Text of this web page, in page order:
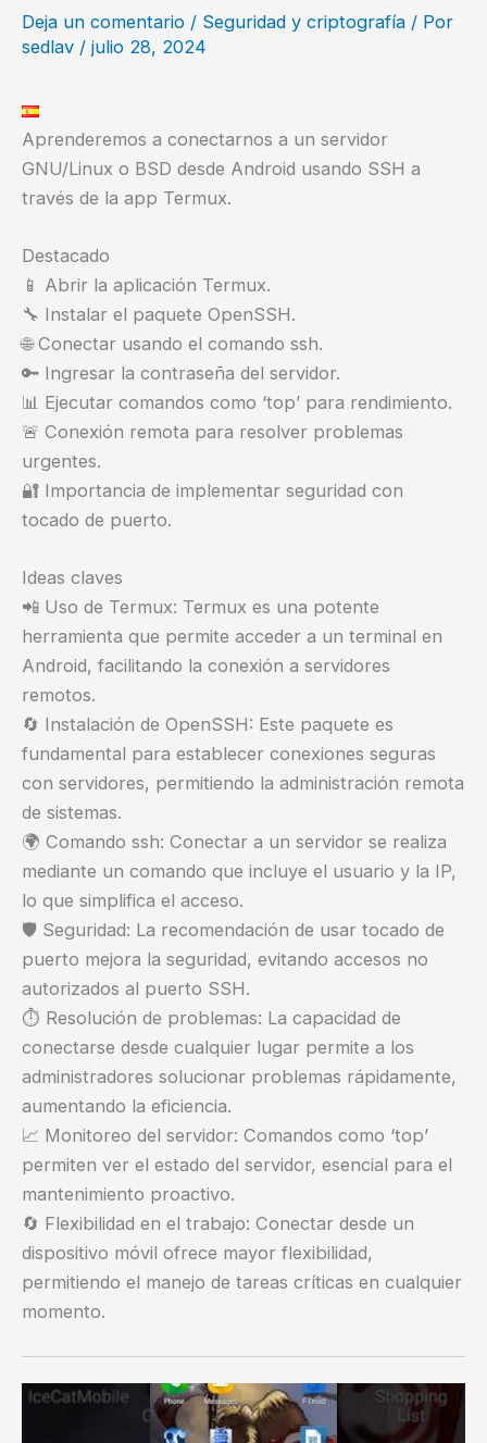
Deja un comentario / Seguridad y criptografía / Por
sedlav / julio 28, 2024
Aprenderemos a conectarnos a un servidor
GNU/Linux o BSD desde Android usando SSH a
través de la app Termux.
Destacado
📱 Abrir la aplicación Termux.
🔧 Instalar el paquete OpenSSH.
🌐 Conectar usando el comando ssh.
🔑 Ingresar la contraseña del servidor.
📊 Ejecutar comandos como ‘top’ para rendimiento.
🚨 Conexión remota para resolver problemas
urgentes.
🔐 Importancia de implementar seguridad con
tocado de puerto.
Ideas claves
📲 Uso de Termux: Termux es una potente
herramienta que permite acceder a un terminal en
Android, facilitando la conexión a servidores
remotos.
🔄 Instalación de OpenSSH: Este paquete es
fundamental para establecer conexiones seguras
con servidores, permitiendo la administración remota
de sistemas.
🌍 Comando ssh: Conectar a un servidor se realiza
mediante un comando que incluye el usuario y la IP,
lo que simplifica el acceso.
🛡️ Seguridad: La recomendación de usar tocado de
puerto mejora la seguridad, evitando accesos no
autorizados al puerto SSH.
⏱️ Resolución de problemas: La capacidad de
conectarse desde cualquier lugar permite a los
administradores solucionar problemas rápidamente,
aumentando la eficiencia.
📈 Monitoreo del servidor: Comandos como ‘top’
permiten ver el estado del servidor, esencial para el
mantenimiento proactivo.
🔄 Flexibilidad en el trabajo: Conectar desde un
dispositivo móvil ofrece mayor flexibilidad,
permitiendo el manejo de tareas críticas en cualquier
momento.